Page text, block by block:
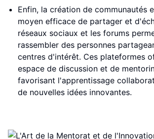
Enfin, la création de communautés
moyen efficace de partager et
réseaux sociaux et les forums
rassembler des personnes
centres d'intérêt. Ces plateformes
espace de discussion et de
favorisant l'apprentissage
de nouvelles idées innovantes.